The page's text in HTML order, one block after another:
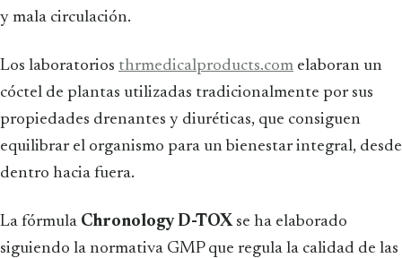
y mala circulación.
Los laboratorios thrmedicalproducts.com elaboran un
cóctel de plantas utilizadas tradicionalmente por sus
propiedades drenantes y diuréticas, que consiguen
equilibrar el organismo para un bienestar integral, desde
dentro hacia fuera.
La fórmula Chronology D-TOXse ha elaborado
siguiendo la normativa GMP que regula la calidad de las